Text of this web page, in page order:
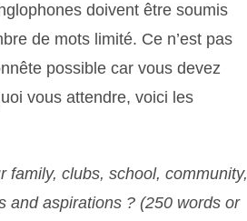
doivent être soumis
de mots limité. Ce n’est pas
possible car vous devez
vous attendre, voici les
clubs, school, community,
and aspirations ? (250 words or